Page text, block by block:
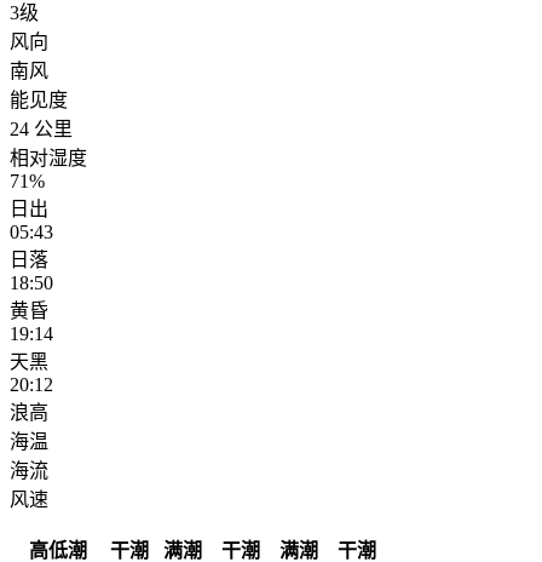
3级
风向
南风
能见度
24 公里
相对湿度
71%
日出
05:43
日落
18:50
黄昏
19:14
天黑
20:12
浪高
海温
海流
风速
高低潮 干潮 满潮 干潮 满潮
干潮